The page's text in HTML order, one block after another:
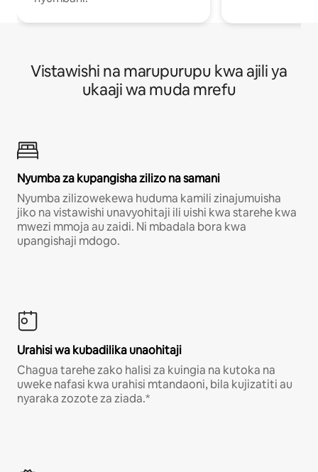
Vistawishi na marupurupu kwa ajili ya
ukaaji wa muda mrefu
Nyumba za kupangisha zilizo na samani
Nyumba zilizowekewa huduma kamili zinajumuisha
jiko na vistawishi unavyohitaji ili uishi kwa starehe kwa
mwezi mmoja au zaidi. Ni mbadala bora kwa
upangishaji mdogo.
Urahisi wa kubadilika unaohitaji
Chagua tarehe zako halisi za kuingia na kutoka na
uweke nafasi kwa urahisi mtandaoni, bila kujizatiti au
nyaraka zozote za ziada.*